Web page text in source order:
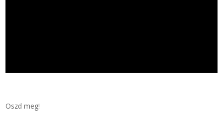
Oszd meg!